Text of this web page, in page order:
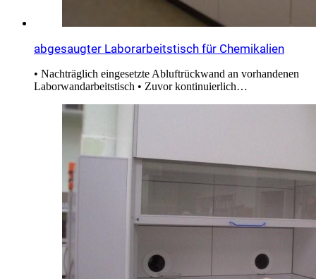
abgesaugter Laborarbeitstisch für Chemikalien
• Nachträglich eingesetzte Abluftrückwand an vorhandenen
Laborwandarbeitstisch • Zuvor kontinuierlich…